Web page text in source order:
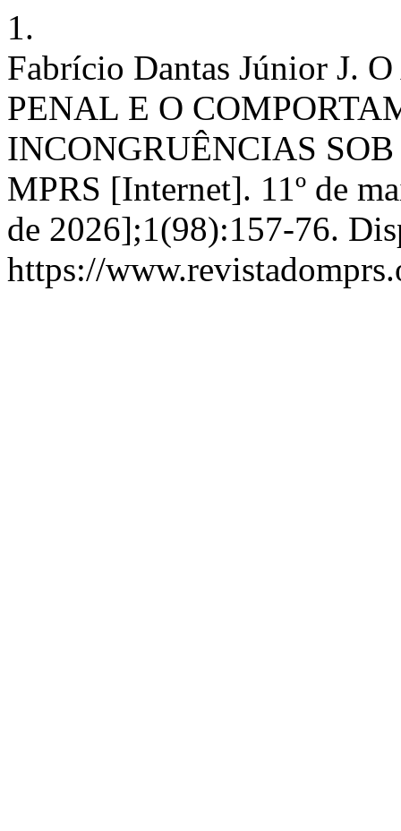
1.
Fabrício Dantas Júnior J.
PENAL E O
INCONGRUÊNCIAS
MPRS [Internet]. 11º de
de 2026];1(98):157-76.
https://